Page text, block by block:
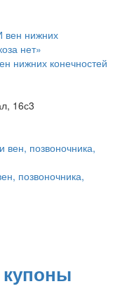
нижних конечностей
16с3
позвоночника,
купоны